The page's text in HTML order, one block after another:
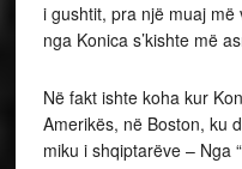
i gushtit, pra një muaj
nga Konica s’kishte më
Në fakt ishte koha kur
Amerikës, në Boston, ku
miku i shqiptarëve – Nga